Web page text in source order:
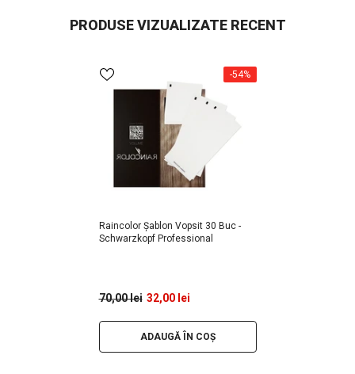
PRODUSE VIZUALIZATE RECENT
-54%
Raincolor Șablon Vopsit 30 Buc -
Schwarzkopf Professional
70,00 lei 32,00 lei
ADAUGĂ ÎN COȘ